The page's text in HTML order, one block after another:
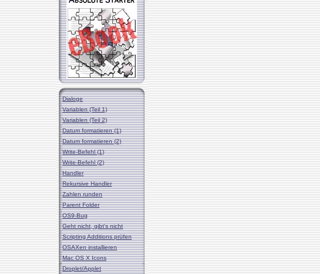
Dialoge
Variablen (Teil 1)
Variablen (Teil 2)
Datum formatieren (1)
Datum formatieren (2)
Write-Befehl (1)
Write-Befehl (2)
Handler
Rekursive Handler
Zahlen runden
Parent Folder
OS9-Bug
Geht nicht, gibt's nicht
Scripting Additions prüfen
OSAXen installieren
Mac OS X Icons
Droplet/Applet